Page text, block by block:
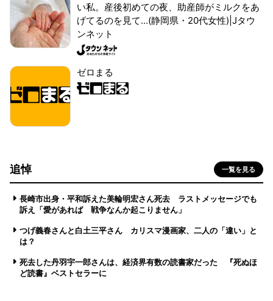
い私。産後初めての夜、助産師がミルクをあ
げてるのを見て...(静岡県・20代女性)|Jタウ
ンネット
ゼロまる
追悼 一覧を見る
長崎市出身・平和訴えた美輪明宏さん死去 ラストメッセージでも
訴え「愛があれば 戦争なんか起こりません」
つげ義春さんと白土三平さん カリスマ漫画家、二人の「違い」と
は？
死去した丹羽宇一郎さんは、経済界有数の読書家だった 『死ぬほ
ど読書』ベストセラーに